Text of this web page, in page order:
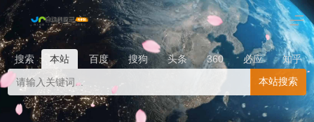
搜索 本站 百度 搜狗 头条 360 必应
知乎
本站搜索